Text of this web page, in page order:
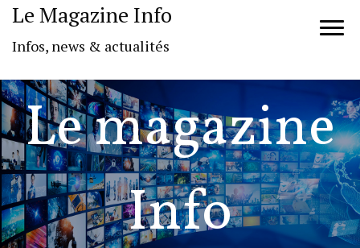
Le Magazine Info
Infos, news & actualités
Le magazine
Info